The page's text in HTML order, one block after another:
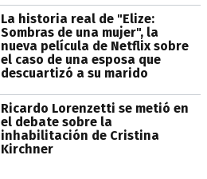
La historia real de "Elize:
Sombras de una mujer", la
nueva película de Netflix sobre
el caso de una esposa que
descuartizó a su marido
Ricardo Lorenzetti se metió en
el debate sobre la
inhabilitación de Cristina
Kirchner